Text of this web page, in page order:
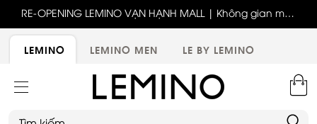
RE-OPENING LEMINO VẠN HẠNH MALL | Không gian mới,
trải nghiệm mới, ưu đãi tri ân đặc biệt
LEMINO
LEMINO MEN LE BY LEMINO